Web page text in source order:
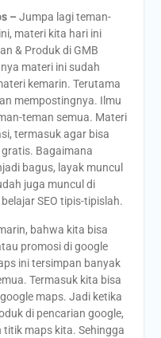
– Jumpa lagi teman-
materi kita hari ini
& Produk di GMB
materi ini sudah
kemarin. Terutama
mempostingnya. Ilmu
teman semua. Materi
termasuk agar bisa
Bagaimana
bagus, layak muncul
juga muncul di
SEO tipis-tipislah.
bahwa kita bisa
promosi di google
ini tersimpan banyak
Termasuk kita bisa
maps. Jadi ketika
di pencarian google,
maps kita. Sehingga